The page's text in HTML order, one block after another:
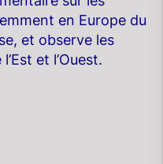
en Europe du
et observe les
et l’Ouest.